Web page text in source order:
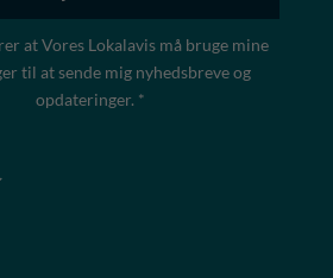
at Vores Lokalavis må bruge mine
til at sende mig nyhedsbreve og
opdateringer. *